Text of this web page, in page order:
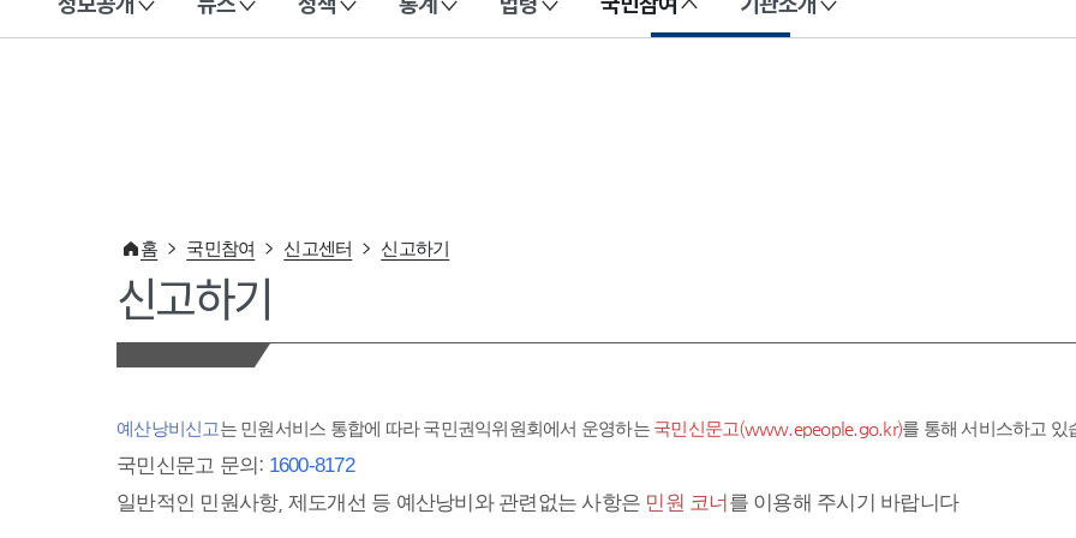
이 누리집은 대한민국 공식 전자정부 누리집입니다.
홈 국민참여 신고센터 신고하기
신고하기
예산낭비신고는 민원서비스 통합에 따라 국민권익위원회에서 운영하는 국민신문고(www.epeople.go.kr)를 통해 서비스하고 있
국민신문고 문의: 1600-8172
일반적인 민원사항, 제도개선 등 예산낭비와 관련없는 사항은 민원 코너 를 이용해 주시기 바랍니다